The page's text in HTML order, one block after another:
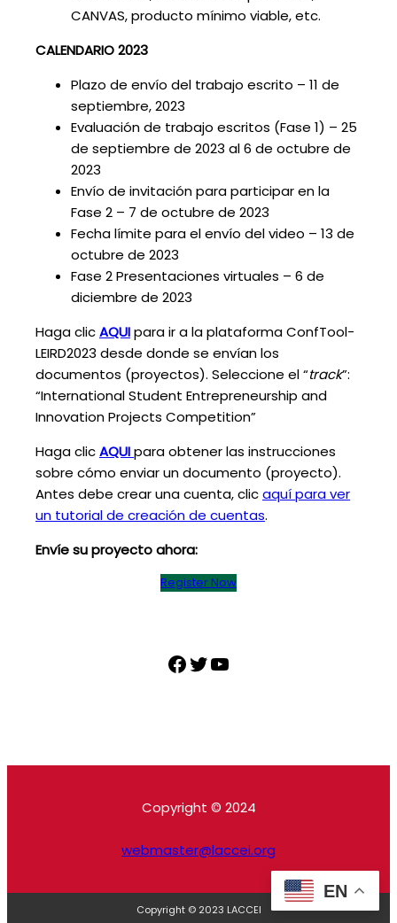
CANVAS, producto mínimo viable, etc.
CALENDARIO 2023
Plazo de envío del trabajo escrito – 11 de
septiembre, 2023
Evaluación de trabajo escritos (Fase 1) – 25
de septiembre de 2023 al 6 de octubre de
2023
Envío de invitación para participar en la
Fase 2 – 7 de octubre de 2023
Fecha límite para el envío del video – 13 de
octubre de 2023
Fase 2 Presentaciones virtuales – 6 de
diciembre de 2023
Haga clicAQUIpara ir a la plataforma ConfTool-
LEIRD2023 desde donde se envían los
documentos (proyectos). Seleccione el “track”:
“International Student Entrepreneurship and
Innovation Projects Competition”
Haga clicAQUIpara obtener las instrucciones
sobre cómo enviar un documento (proyecto).
Antes debe crear una cuenta, clicaquí para ver
un tutorial de creación de cuentas.
Envíe su proyecto ahora:
Register Now
Facebook
Twitter
YouTube
Copyright © 2024
webmaster@laccei.org
Copyright © 2023 LACCEI
EN